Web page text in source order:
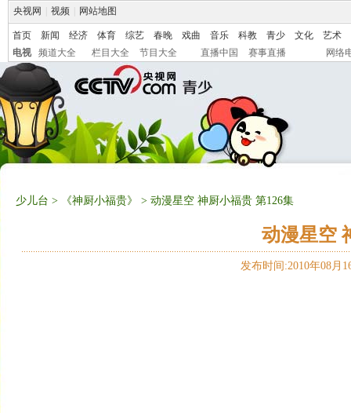
央视网 视频 网站地图
首页 新闻 经济 体育 综艺 春晚 戏曲 音乐 科教 青少 文化
艺术
电视
频道大全 栏目大全 节目大全 直播中国 赛事直播 网络
少儿台 > 《神厨小福贵》 > 动漫星空 神厨小福贵 第126集
动漫星空
发布时间:2010年08月